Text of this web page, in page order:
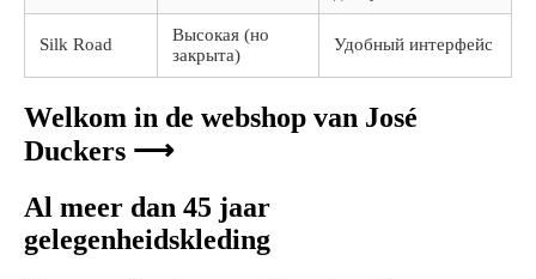
Silk Road
Высокая (но
закрыта)
Удобный интерфейс
Welkom in de webshop van José
Duckers ⟶
Al meer dan 45 jaar
gelegenheidskleding